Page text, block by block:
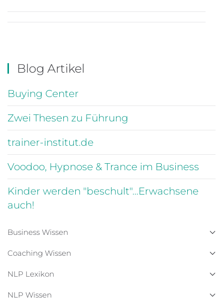
Blog Artikel
Buying Center
Zwei Thesen zu Führung
trainer-institut.de
Voodoo, Hypnose & Trance im Business
Kinder werden "beschult"...Erwachsene
auch!
Business Wissen
Coaching Wissen
NLP Lexikon
NLP Wissen